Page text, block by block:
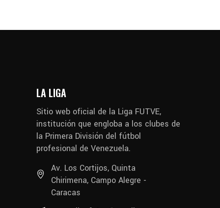
LA LIGA
Sitio web oficial de la Liga FUTVE,
institución que engloba a los clubes de
la Primera División del fútbol
profesional de Venezuela.
Av. Los Cortijos, Quinta
Chirimena, Campo Alegre -
Caracas